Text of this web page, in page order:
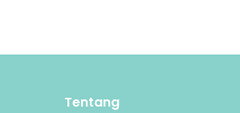
Tentang